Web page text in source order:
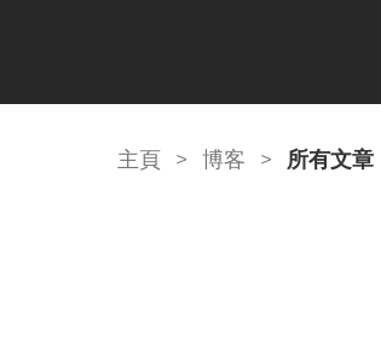
主頁 > 博客 > 所有文章